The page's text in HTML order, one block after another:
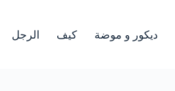
ديكور و موضة كيف الرجل